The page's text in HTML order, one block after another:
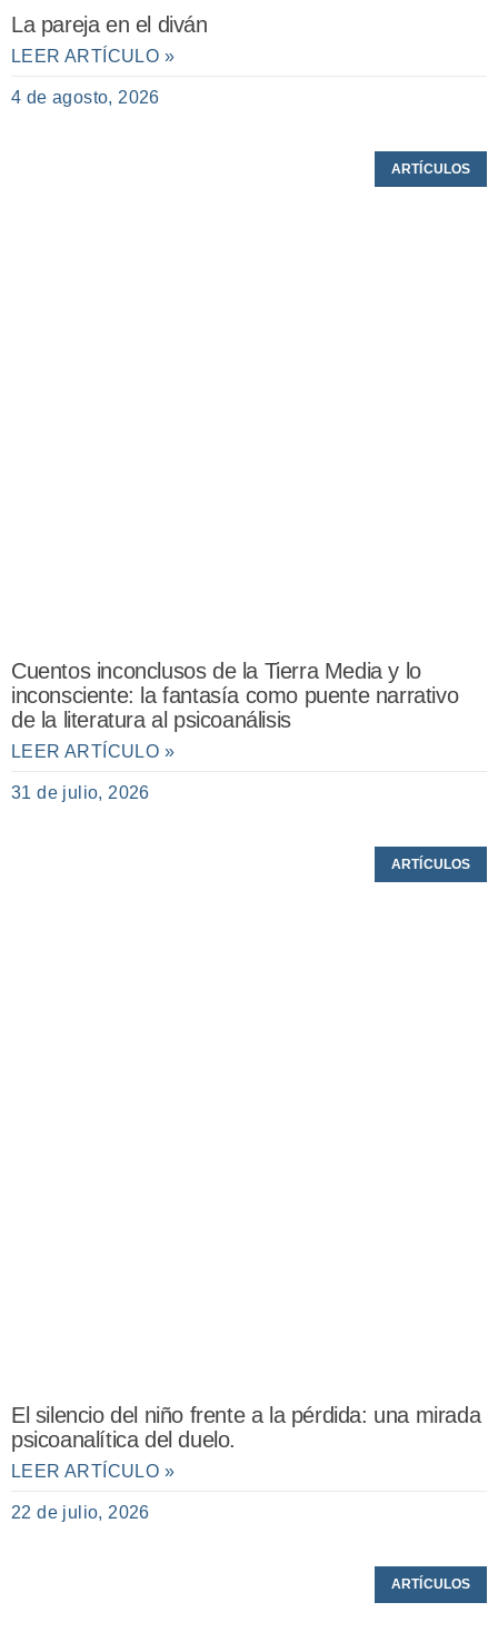
La pareja en el diván
LEER ARTÍCULO »
4 de agosto, 2026
ARTÍCULOS
Cuentos inconclusos de la Tierra Media y lo
inconsciente: la fantasía como puente narrativo
de la literatura al psicoanálisis
LEER ARTÍCULO »
31 de julio, 2026
ARTÍCULOS
El silencio del niño frente a la pérdida: una mirada
psicoanalítica del duelo.
LEER ARTÍCULO »
22 de julio, 2026
ARTÍCULOS